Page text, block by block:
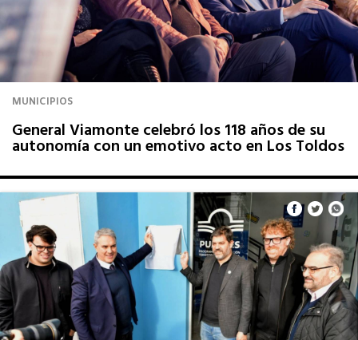
MUNICIPIOS
General Viamonte celebró los 118 años de su
autonomía con un emotivo acto en Los Toldos